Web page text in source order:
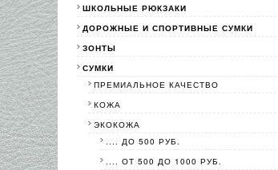
ШКОЛЬНЫЕ РЮКЗАКИ
ДОРОЖНЫЕ И СПОРТИВНЫЕ СУМКИ
ЗОНТЫ
СУМКИ
ПРЕМИАЛЬНОЕ КАЧЕСТВО
КОЖА
ЭКОКОЖА
.... ДО 500 РУБ.
.... ОТ 500 ДО 1000 РУБ.